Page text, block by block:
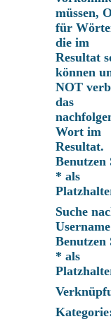
müssen,
für
die im
Resultat
können
NOT
das
Wort im
Resultat.
Benutzen
* als
Suche
Benutzen
* als